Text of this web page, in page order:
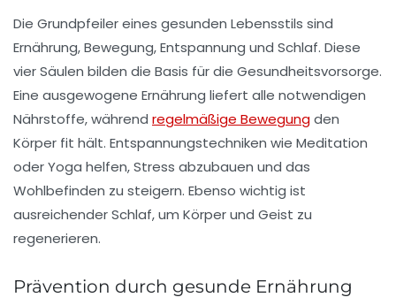
Die Grundpfeiler eines gesunden Lebensstils sind
Ernährung,Bewegung,Entspannung und Schlaf. Diese
vier Säulen bilden die Basis für die Gesundheitsvorsorge.
Eine ausgewogene Ernährung liefert alle notwendigen
Nährstoffe, während regelmäßige Bewegungden
Körper fit hält. Entspannungstechniken wie Meditation
oder Yoga helfen, Stress abzubauen und das
Wohlbefinden zu steigern. Ebenso wichtig ist
ausreichender Schlaf, um Körper und Geist zu
regenerieren.
Prävention durch gesunde Ernährung